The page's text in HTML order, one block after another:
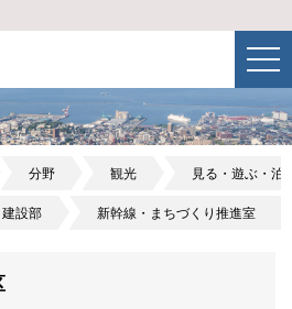
分野 観光 見る・遊ぶ・泊
建設部 新幹線・まちづくり推進室